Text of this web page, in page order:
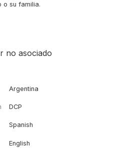
o su familia.
no asociado
Argentina
DCP
Spanish
English